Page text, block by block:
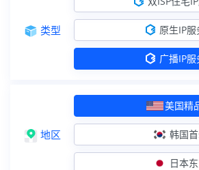
静态住宅
韩国住宅（
英国住宅（欧
德国住宅（
类型 原生IP
广播IP
地区
美国精
韩国
日本